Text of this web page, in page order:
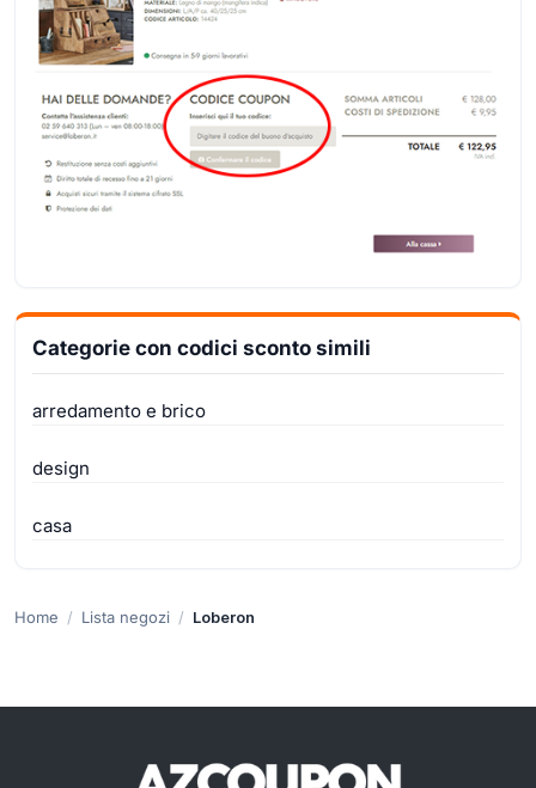
Categorie con codici sconto simili
arredamento e brico
design
casa
Home Lista negozi Loberon